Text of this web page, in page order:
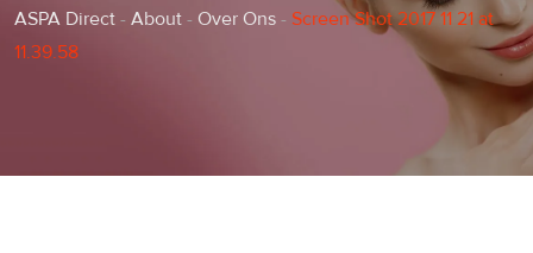
ASPA Direct - About - Over Ons - Screen Shot 2017 11 21 at
11.39.58